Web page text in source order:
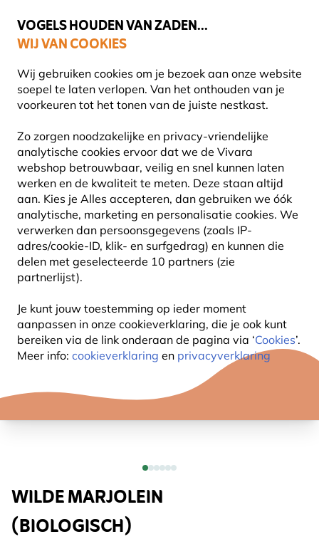
VOGELS HOUDEN VAN ZADEN...
WIJ VAN COOKIES
Wij gebruiken cookies om je bezoek aan onze website
soepel te laten verlopen. Van het onthouden van je
voorkeuren tot het tonen van de juiste nestkast.
Zo zorgen noodzakelijke en privacy-vriendelijke
analytische cookies ervoor dat we de Vivara
webshop betrouwbaar, veilig en snel kunnen laten
werken en de kwaliteit te meten. Deze staan altijd
aan. Kies je Alles accepteren, dan gebruiken we óók
analytische, marketing en personalisatie cookies. We
verwerken dan persoonsgegevens (zoals IP-
adres/cookie-ID, klik- en surfgedrag) en kunnen die
delen met geselecteerde 10 partners (zie
partnerlijst).
Je kunt jouw toestemming op ieder moment
aanpassen in onze cookieverklaring, die je ook kunt
bereiken via de link onderaan de pagina via ‘Cookies’.
Meer info: cookieverklaring en privacyverklaring
Uitstekend beoordeeld door klanten in 11 landen
Gratis thuisbezorgd bij orders vanaf €59
WILDE MARJOLEIN
(BIOLOGISCH)